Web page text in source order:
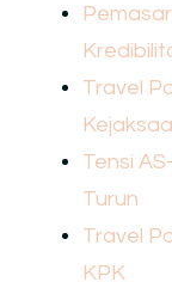
Travel
Tensi
Turun
Travel
KPK